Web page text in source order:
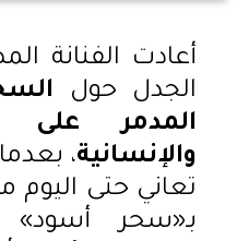
أعادت الفنانة
الجدل حول
المدمر على
والإنسانية،
تعاني حتى
بـ«سحر